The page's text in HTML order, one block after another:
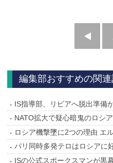
編集部おすすめの関
IS指導部、リビアへ脱出準備
NATO拡大で疑心暗鬼のロシア
ロシア機撃墜に2つの理由 エ
パリ同時多発テロはロシアに
ISの公式スポークスマンが黒